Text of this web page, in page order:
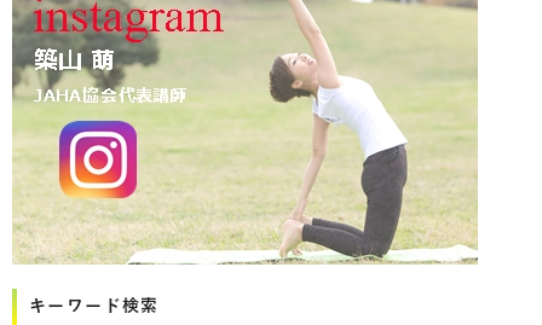
キーワード検索